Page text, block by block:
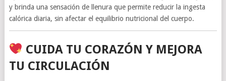
y brinda una sensación de llenura que permite reducir la ingesta
calórica diaria, sin afectar el equilibrio nutricional del cuerpo.
CUIDA TU CORAZÓN Y MEJORA
TU CIRCULACIÓN